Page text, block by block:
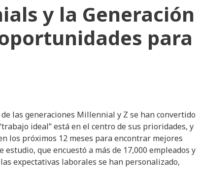
y la Generación
para
las generaciones Millennial y Z se han convertido
ideal” está en el centro de sus prioridades, y
los próximos 12 meses para encontrar mejores
que encuestó a más de 17,000 empleados y
expectativas laborales se han personalizado,